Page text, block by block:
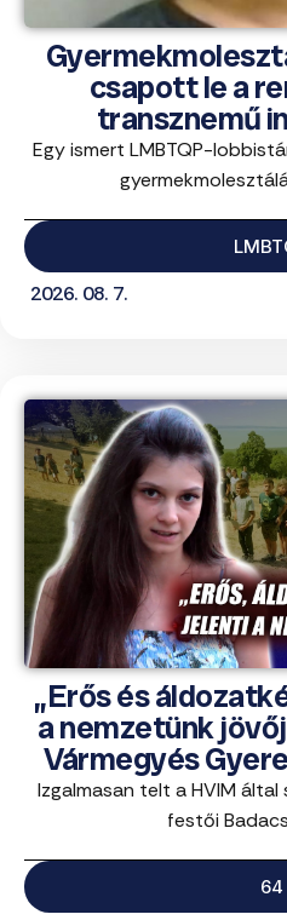
csapott le a
transznemű
Egy ismert LMBTQP-
2026. 08. 7.
„Erős és
a nemzetünk
Vármegyés
Izgalmasan telt a HVIM
festői
64